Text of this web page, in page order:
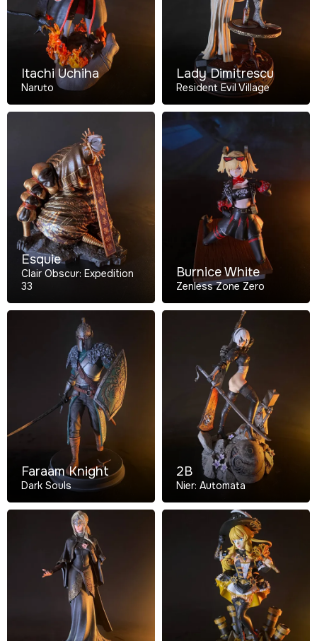
Itachi Uchiha
Naruto
Lady Dimitrescu
Resident Evil Village
Esquie
Clair Obscur: Expedition
33
Burnice White
Zenless Zone Zero
Faraam Knight
Dark Souls
2B
Nier: Automata